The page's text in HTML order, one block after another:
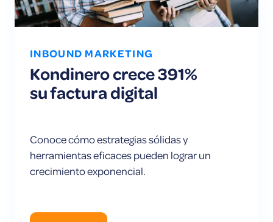
INBOUND MARKETING
Kondinero crece 391%
su factura digital
Conoce cómo estrategias sólidas y
herramientas eficaces pueden lograr un
crecimiento exponencial.